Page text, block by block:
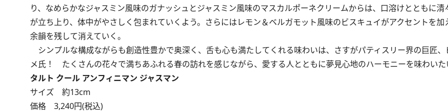
り、なめらかなジャスミン風味のガナッシュとジャスミン風味のマスカルポーネクリームからは、口溶けとともに清
が立ち上り、体中がやさしく包まれていくよう。さらにはレモン＆ベルガモット風味のビスキュイがアクセントを加
余韻を残して消えていく。
シンプルな構成ながらも創造性豊かで奥深く、舌も心も満たしてくれる味わいは、さすがパティスリー界の巨匠、
メ氏！ たくさんの花々で満ちあふれる春の訪れを感じながら、愛する人とともに夢見心地のハーモニーを味わいた
タルト クール アンフィニマン ジャスマン
サイズ 約13cm
価格 3,240円(税込)